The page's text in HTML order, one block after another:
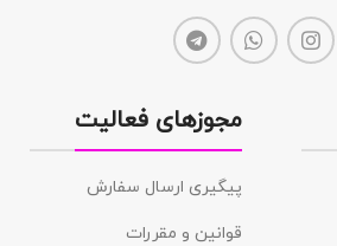
مجوزهای فعالیت
پیگیری ارسال سفارش
قوانین و مقررات